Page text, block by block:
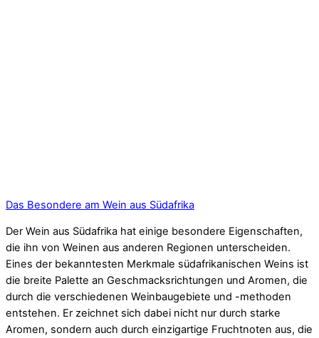
Das Besondere am Wein aus Südafrika
Der Wein aus Südafrika hat einige besondere Eigenschaften,
die ihn von Weinen aus anderen Regionen unterscheiden.
Eines der bekanntesten Merkmale südafrikanischen Weins ist
die breite Palette an Geschmacksrichtungen und Aromen, die
durch die verschiedenen Weinbaugebiete und -methoden
entstehen. Er zeichnet sich dabei nicht nur durch starke
Aromen, sondern auch durch einzigartige Fruchtnoten aus, die